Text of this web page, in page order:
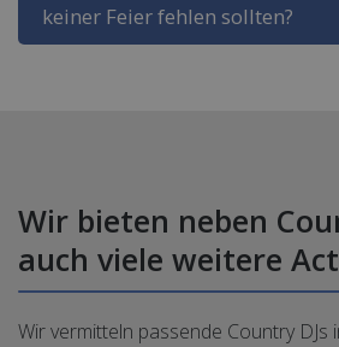
keiner Feier fehlen sollten?
Wir bieten neben
auch viele weitere
Wir vermitteln passende Country DJs